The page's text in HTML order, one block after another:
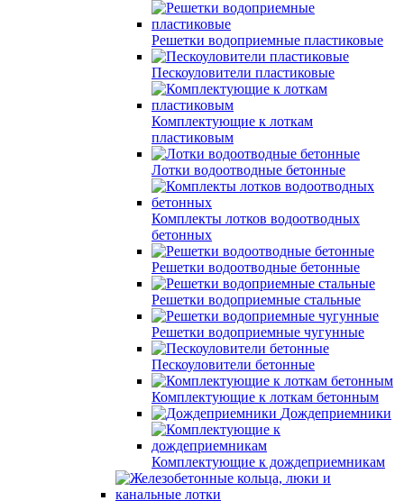
Решетки водоприемные пластиковые
Пескоуловители пластиковые
Комплектующие к лоткам
пластиковым
Лотки водоотводные бетонные
Комплекты лотков водоотводных
бетонных
Решетки водоотводные бетонные
Решетки водоприемные стальные
Решетки водоприемные чугунные
Пескоуловители бетонные
Комплектующие к лоткам бетонным
Дождеприемники
Комплектующие к дождеприемникам